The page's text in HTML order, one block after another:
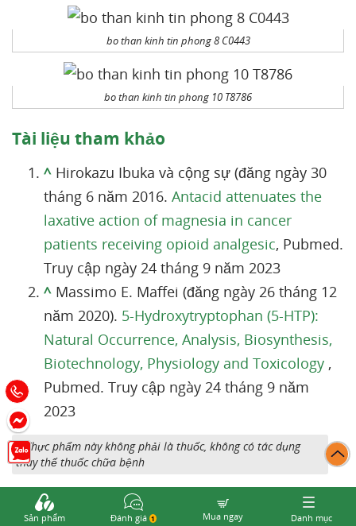
bo than kinh tin phong 8 C0443
bo than kinh tin phong 10 T8786
Tài liệu tham khảo
^ Hirokazu Ibuka và cộng sự (đăng ngày 30
tháng 6 năm 2016. Antacid attenuates the
laxative action of magnesia in cancer
patients receiving opioid analgesic, Pubmed.
Truy cập ngày 24 tháng 9 năm 2023
^ Massimo E. Maffei (đăng ngày 26 tháng 12
năm 2020). 5-Hydroxytryptophan (5-HTP):
Natural Occurrence, Analysis, Biosynthesis,
Biotechnology, Physiology and Toxicology ,
Pubmed. Truy cập ngày 24 tháng 9 năm
2023
* Thực phẩm này không phải là thuốc, không có tác dụng
thay thế thuốc chữa bệnh
Sản phẩm Đánh giá 1 Mua ngay Danh mục